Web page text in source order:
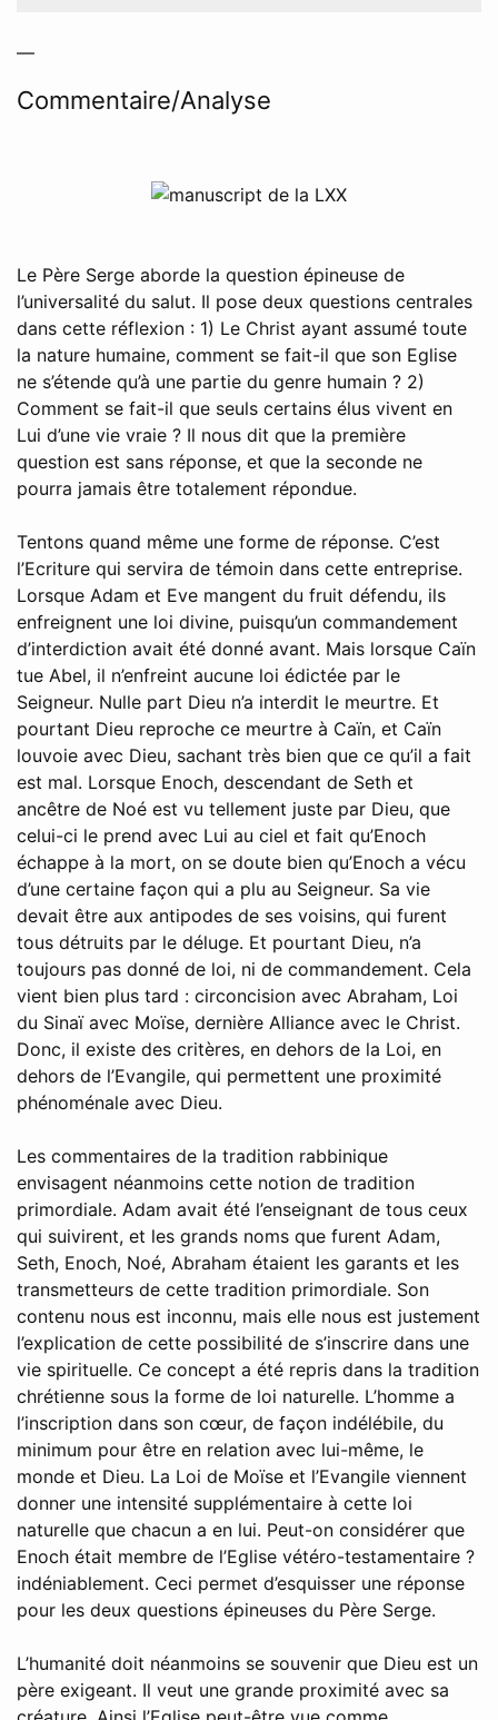
—
Commentaire/Analyse
Le Père Serge aborde la question épineuse de
l’universalité du salut. Il pose deux questions centrales
dans cette réflexion : 1) Le Christ ayant assumé toute
la nature humaine, comment se fait-il que son Eglise
ne s’étende qu’à une partie du genre humain ? 2)
Comment se fait-il que seuls certains élus vivent en
Lui d’une vie vraie ? Il nous dit que la première
question est sans réponse, et que la seconde ne
pourra jamais être totalement répondue.
Tentons quand même une forme de réponse. C’est
l’Ecriture qui servira de témoin dans cette entreprise.
Lorsque Adam et Eve mangent du fruit défendu, ils
enfreignent une loi divine, puisqu’un commandement
d’interdiction avait été donné avant. Mais lorsque Caïn
tue Abel, il n’enfreint aucune loi édictée par le
Seigneur. Nulle part Dieu n’a interdit le meurtre. Et
pourtant Dieu reproche ce meurtre à Caïn, et Caïn
louvoie avec Dieu, sachant très bien que ce qu’il a fait
est mal. Lorsque Enoch, descendant de Seth et
ancêtre de Noé est vu tellement juste par Dieu, que
celui-ci le prend avec Lui au ciel et fait qu’Enoch
échappe à la mort, on se doute bien qu’Enoch a vécu
d’une certaine façon qui a plu au Seigneur. Sa vie
devait être aux antipodes de ses voisins, qui furent
tous détruits par le déluge. Et pourtant Dieu, n’a
toujours pas donné de loi, ni de commandement. Cela
vient bien plus tard : circoncision avec Abraham, Loi
du Sinaï avec Moïse, dernière Alliance avec le Christ.
Donc, il existe des critères, en dehors de la Loi, en
dehors de l’Evangile, qui permettent une proximité
phénoménale avec Dieu.
Les commentaires de la tradition rabbinique
envisagent néanmoins cette notion de tradition
primordiale. Adam avait été l’enseignant de tous ceux
qui suivirent, et les grands noms que furent Adam,
Seth, Enoch, Noé, Abraham étaient les garants et les
transmetteurs de cette tradition primordiale. Son
contenu nous est inconnu, mais elle nous est justement
l’explication de cette possibilité de s’inscrire dans une
vie spirituelle. Ce concept a été repris dans la tradition
chrétienne sous la forme de loi naturelle. L’homme a
l’inscription dans son cœur, de façon indélébile, du
minimum pour être en relation avec lui-même, le
monde et Dieu. La Loi de Moïse et l’Evangile viennent
donner une intensité supplémentaire à cette loi
naturelle que chacun a en lui. Peut-on considérer que
Enoch était membre de l’Eglise vétéro-testamentaire ?
indéniablement. Ceci permet d’esquisser une réponse
pour les deux questions épineuses du Père Serge.
L’humanité doit néanmoins se souvenir que Dieu est un
père exigeant. Il veut une grande proximité avec sa